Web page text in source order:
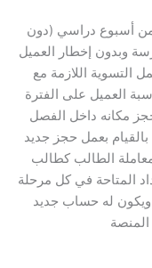
من أسبوع دراسي (دون
وبدون إخطار العميل
التسوية اللازمة مع
العميل على الفترة
حجز مكانه داخل الفصل
بعمل حجز جديد
الطالب كطالب
المتاحة في كل مرحلة
له حساب جديد